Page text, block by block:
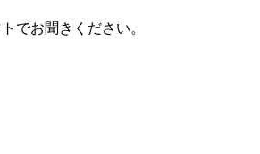
でお聞きください。